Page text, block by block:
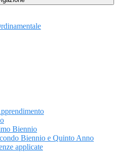
Biennio
Biennio e Quinto Anno
applicate